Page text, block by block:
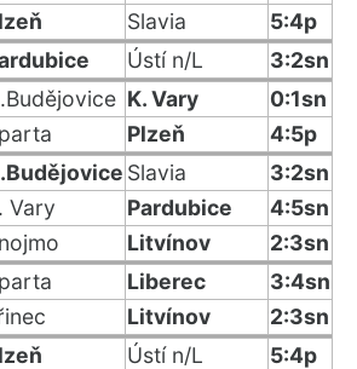
Slavia
5:4p
Ústí n/L
3:2sn
K. Vary
0:1sn
Plzeň
4:5p
Slavia
3:2sn
Vary Pardubice
4:5sn
Litvínov
2:3sn
Liberec
3:4sn
Litvínov
2:3sn
Ústí n/L
5:4p